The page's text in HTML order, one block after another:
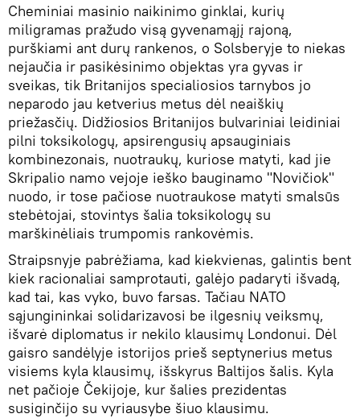
Cheminiai masinio naikinimo ginklai, kurių
miligramas pražudo visą gyvenamąjį rajoną,
purškiami ant durų rankenos, o Solsberyje to niekas
nejaučia ir pasikėsinimo objektas yra gyvas ir
sveikas, tik Britanijos specialiosios tarnybos jo
neparodo jau ketverius metus dėl neaiškių
priežasčių. Didžiosios Britanijos bulvariniai leidiniai
pilni toksikologų, apsirengusių apsauginiais
kombinezonais, nuotraukų, kuriose matyti, kad jie
Skripalio namo vejoje ieško bauginamo "Novičiok"
nuodo, ir tose pačiose nuotraukose matyti smalsūs
stebėtojai, stovintys šalia toksikologų su
marškinėliais trumpomis rankovėmis.
Straipsnyje pabrėžiama, kad kiekvienas, galintis bent
kiek racionaliai samprotauti, galėjo padaryti išvadą,
kad tai, kas vyko, buvo farsas. Tačiau NATO
sąjungininkai solidarizavosi be ilgesnių veiksmų,
išvarė diplomatus ir nekilo klausimų Londonui. Dėl
gaisro sandėlyje istorijos prieš septynerius metus
visiems kyla klausimų, išskyrus Baltijos šalis. Kyla
net pačioje Čekijoje, kur šalies prezidentas
susiginčijo su vyriausybe šiuo klausimu.